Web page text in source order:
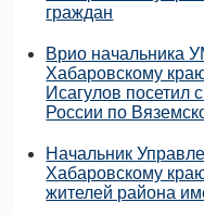
граждан
Врио начальника
Хабаровскому
Исагулов
России по
Начальник
Хабаровскому
жителей района